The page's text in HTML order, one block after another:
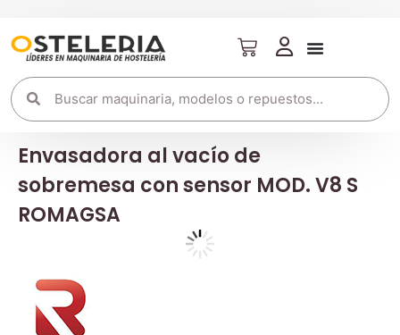
Envasadora al vacío de
sobremesa con sensor MOD. V8 S
ROMAGSA